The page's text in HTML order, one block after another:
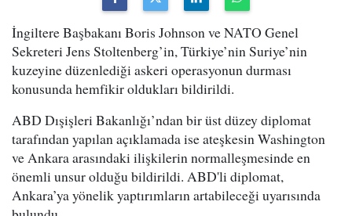
İngiltere Başbakanı Boris Johnson ve NATO Genel
Sekreteri Jens Stoltenberg’in, Türkiye’nin Suriye’nin
kuzeyine düzenlediği askeri operasyonun durması
konusunda hemfikir oldukları bildirildi.
ABD Dışişleri Bakanlığı’ndan bir üst düzey diplomat
tarafından yapılan açıklamada ise ateşkesin Washington
ve Ankara arasındaki ilişkilerin normalleşmesinde en
önemli unsur olduğu bildirildi. ABD'li diplomat,
Ankara’ya yönelik yaptırımların artabileceği uyarısında